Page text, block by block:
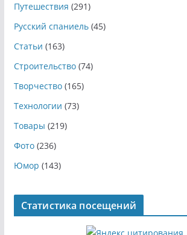
Путешествия (291)
Русский спаниель(45)
Статьи (163)
Строительство(74)
Творчество(165)
Технологии (73)
Товары (219)
Фото(236)
Юмор (143)
Статистика посещений